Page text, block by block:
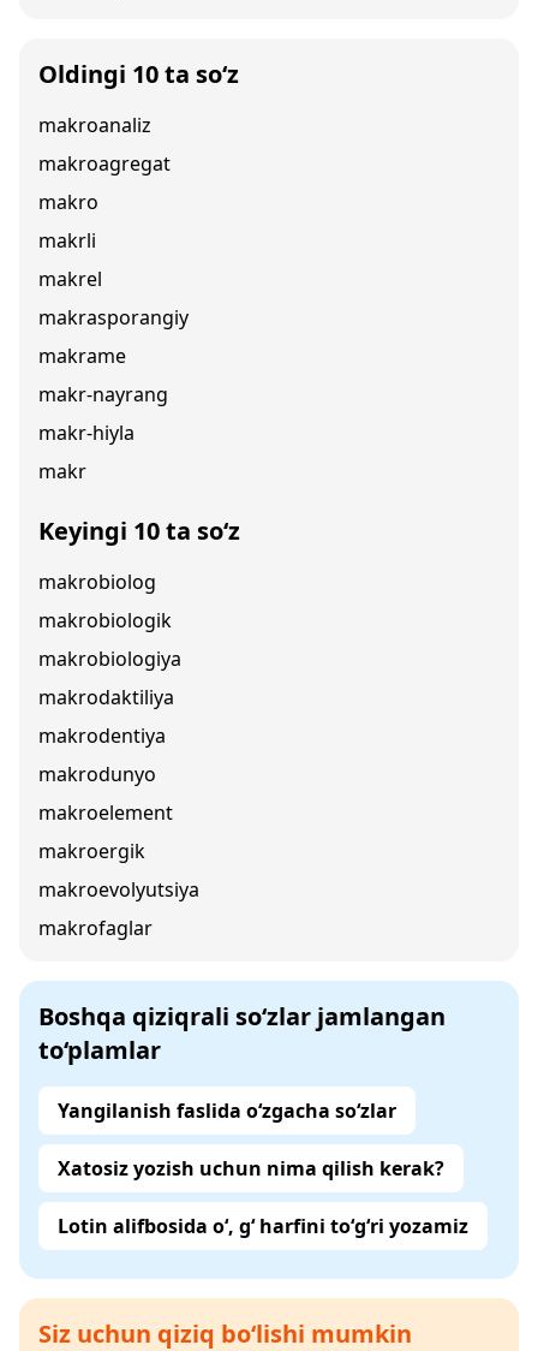
Oldingi 10 ta so‘z
makroanaliz
makroagregat
makro
makrli
makrel
makrasporangiy
makrame
makr-nayrang
makr-hiyla
makr
Keyingi 10 ta so‘z
makrobiolog
makrobiologik
makrobiologiya
makrodaktiliya
makrodentiya
makrodunyo
makroelement
makroergik
makroevolyutsiya
makrofaglar
Boshqa qiziqrali so‘zlar jamlangan
to‘plamlar
Yangilanish faslida o‘zgacha so‘zlar
Xatosiz yozish uchun nima qilish kerak?
Lotin alifbosida o‘, g‘ harfini to‘g‘ri yozamiz
Siz uchun qiziq bo‘lishi mumkin